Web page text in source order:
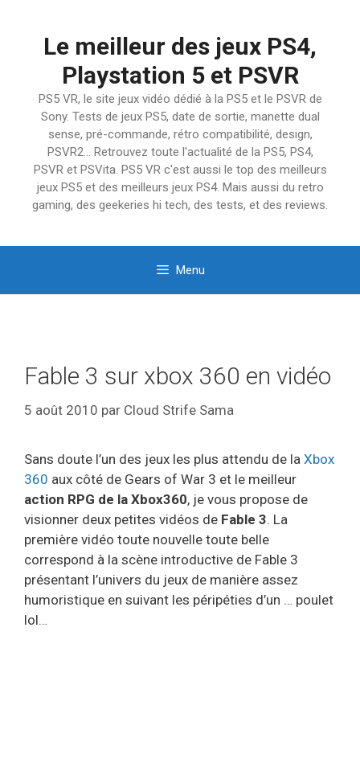
Le meilleur des jeux PS4,
Playstation 5 et PSVR
PS5 VR, le site jeux vidéo dédié à la PS5 et le PSVR de
Sony. Tests de jeux PS5, date de sortie, manette dual
sense, pré-commande, rétro compatibilité, design,
PSVR2… Retrouvez toute l'actualité de la PS5, PS4,
PSVR et PSVita. PS5 VR c'est aussi le top des meilleurs
jeux PS5 et des meilleurs jeux PS4. Mais aussi du retro
gaming, des geekeries hi tech, des tests, et des reviews.
Menu
Fable 3 sur xbox 360 en vidéo
5 août 2010 par Cloud Strife Sama
Sans doute l’un des jeux les plus attendu de la Xbox
360 aux côté de Gears of War 3 et le meilleur
action RPG de la Xbox360, je vous propose de
visionner deux petites vidéos de Fable 3. La
première vidéo toute nouvelle toute belle
correspond à la scène introductive de Fable 3
présentant l’univers du jeux de manière assez
humoristique en suivant les péripéties d’un … poulet
lol…